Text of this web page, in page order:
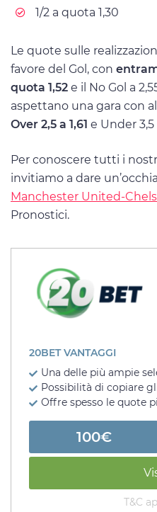
1/2 a quota 1,30
Le quote sulle
favore del Gol, con
quota 1,52 e il No Gol a
aspettano una gara con
Over 2,5 a 1,61 e Under 3,5
Per conoscere tutti i
invitiamo a dare
Manchester United-
Pronostici.
20BET VANTAGGI
Una delle più ampie
Possibilità di copiare
Offre spesso le quote
100€
T&C